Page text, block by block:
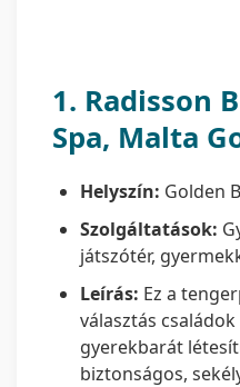
1. Radisson
Spa, Malta
Helyszín: Golden
Szolgáltatások:
játszótér,
Leírás: Ez a
választás
gyerekbarát
biztonságos,